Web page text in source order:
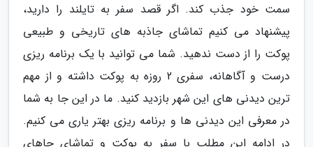
سمت خود جذب کند. اگر قصد سفر به تایلند را دارید،
پیشنهاد می کنیم تماشای جاذبه های تاریخی و طبیعی
پوکت را از دست ندهید. شما می توانید با یک برنامه ریزی
درست و آگاهانه، سفری 2 روزه به پوکت داشته و از مهم
ترین دیدنی های این شهر بازدید کنید. ما در این جا به شما
در معرفی این دیدنی ها و برنامه ریزی بهتر یاری می کنیم.
در ادامه این مطلب با سفر به پوکت و تماشای جاهای